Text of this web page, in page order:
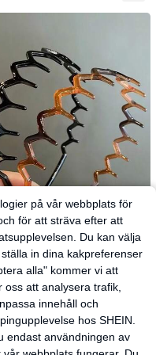
och pincett efter behov. Lätt
estetiska
enkla stora vågformade hårban
kvinnor, makeup-hårband, pla
vardagsbruk
(1000+)
på vår webbplats för
för att sträva efter att
Du kan välja
in dina kakpreferenser
alla" kommer vi att
att analysera trafik,
innehåll och
hos SHEIN.
endast användningen av